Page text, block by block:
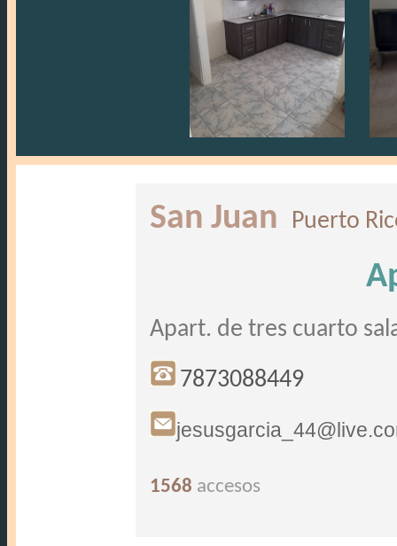
San Juan Puerto
Apart. de tres cuarto
7873088449
1568 accesos